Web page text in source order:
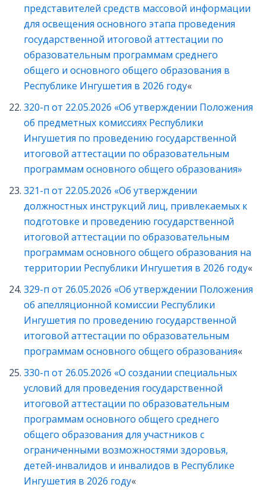
представителей средств массовой информации
для освещения основного этапа проведения
государственной итоговой аттестации по
образовательным программам среднего
общего и основного общего образования в
Республике Ингушетия в 2026 году«
320-п от 22.05.2026 «Об утверждении Положения
об предметных комиссиях Республики
Ингушетия по проведению государственной
итоговой аттестации по образовательным
программам основного общего образования»
321-п от 22.05.2026 «Об утверждении
должностных инструкций лиц, привлекаемых к
подготовке и проведению государственной
итоговой аттестации по образовательным
программам основного общего образования на
территории Республики Ингушетия в 2026 году«
329-п от 26.05.2026 «Об утверждении Положения
об апелляционной комиссии Республики
Ингушетия по проведению государственной
итоговой аттестации по образовательным
программам основного общего образования«
330-п от 26.05.2026 «О создании специальных
условий для проведения государственной
итоговой аттестации по образовательным
программам основного общего среднего
общего образования для участников с
ограниченными возможностями здоровья,
детей-инвалидов и инвалидов в Республике
Ингушетия в 2026 году«